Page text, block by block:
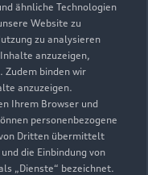
ähnliche Technologien
Website zu
zu analysieren
anzuzeigen,
Zudem binden wir
anzuzeigen.
Ihrem Browser und
personenbezogene
Dritten übermittelt
die Einbindung von
„Dienste“ bezeichnet.
07:30